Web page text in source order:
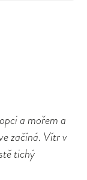
a mořem a
začíná. Vítr v
tichý